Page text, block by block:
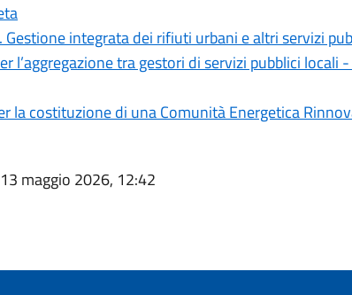
Gestione integrata dei rifiuti urbani e altri servizi
l’aggregazione tra gestori di servizi pubblici locali
la costituzione di una Comunità Energetica
maggio 2026, 12:42